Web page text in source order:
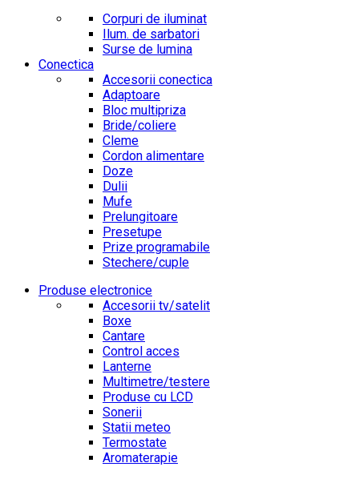
Corpuri de iluminat
Ilum. de sarbatori
Surse de lumina
Conectica
Accesorii conectica
Adaptoare
Bloc multipriza
Bride/coliere
Cleme
Cordon alimentare
Doze
Dulii
Mufe
Prelungitoare
Presetupe
Prize programabile
Stechere/cuple
Produse electronice
Accesorii tv/satelit
Boxe
Cantare
Control acces
Lanterne
Multimetre/testere
Produse cu LCD
Sonerii
Statii meteo
Termostate
Aromaterapie